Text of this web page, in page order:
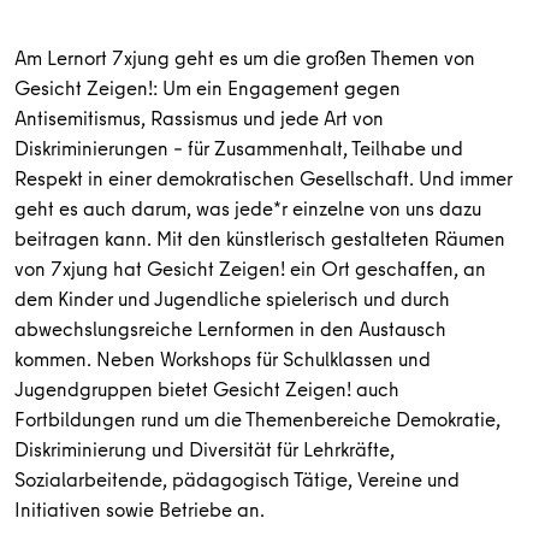
Am Lernort 7xjung geht es um die großen Themen von
Gesicht Zeigen!: Um ein Engagement gegen
Antisemitismus, Rassismus und jede Art von
Diskriminierungen – für Zusammenhalt, Teilhabe und
Respekt in einer demokratischen Gesellschaft. Und immer
geht es auch darum, was jede*r einzelne von uns dazu
beitragen kann. Mit den künstlerisch gestalteten Räumen
von 7xjung hat Gesicht Zeigen! ein Ort geschaffen, an
dem Kinder und Jugendliche spielerisch und durch
abwechslungsreiche Lernformen in den Austausch
kommen. Neben Workshops für Schulklassen und
Jugendgruppen bietet Gesicht Zeigen! auch
Fortbildungen rund um die Themenbereiche Demokratie,
Diskriminierung und Diversität für Lehrkräfte,
Sozialarbeitende, pädagogisch Tätige, Vereine und
Initiativen sowie Betriebe an.